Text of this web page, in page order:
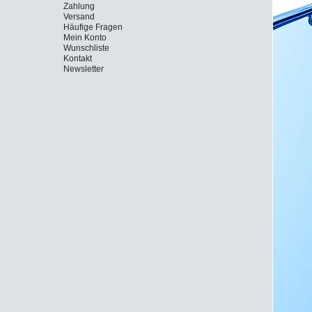
Zahlung
Versand
Häufige Fragen
Mein Konto
Wunschliste
Kontakt
Newsletter